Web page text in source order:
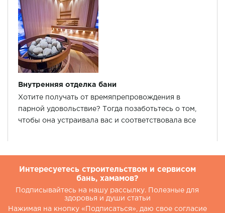
Внутренняя отделка бани
Хотите получать от времяпрепровождения в
парной удовольствие? Тогда позаботьтесь о том,
чтобы она устраивала вас и соответствовала все
Интересуетесь строительством и сервисом
бань, хамамов?
Подписывайтесь на нашу рассылку. Полезные для
здоровья и души статьи
Нажимая на кнопку «Подписаться», даю свое согласие